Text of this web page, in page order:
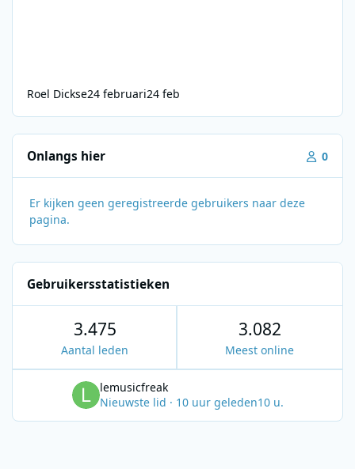
Roel Dickse24 februari24 feb
Onlangs hier 0
Er kijken geen geregistreerde gebruikers naar deze
pagina.
Gebruikersstatistieken
3.475
Aantal leden
3.082
Meest online
lemusicfreak
Nieuwste lid · 10 uur geleden10 u.